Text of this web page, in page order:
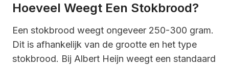
Hoeveel Weegt Een Stokbrood?
Een stokbrood weegt ongeveer 250-300 gram.
Dit is afhankelijk van de grootte en het type
stokbrood. Bij Albert Heijn weegt een standaard